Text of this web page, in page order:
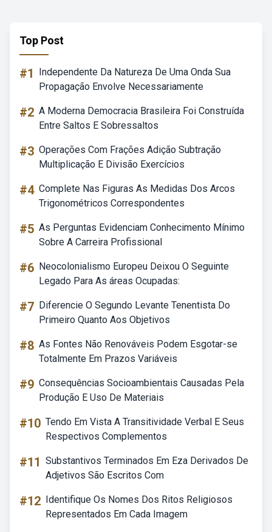
Top Post
#1
Independente Da Natureza De Uma Onda Sua
Propagação Envolve Necessariamente
#2 A Moderna Democracia Brasileira Foi Construída
Entre Saltos E Sobressaltos
#3 Operações Com Frações Adição Subtração
Multiplicação E Divisão Exercícios
#4 Complete Nas Figuras As Medidas Dos Arcos
Trigonométricos Correspondentes
#5 As Perguntas Evidenciam Conhecimento Mínimo
Sobre A Carreira Profissional
#6 Neocolonialismo Europeu Deixou O Seguinte
Legado Para As áreas Ocupadas:
#7 Diferencie O Segundo Levante Tenentista Do
Primeiro Quanto Aos Objetivos
#8 As Fontes Não Renováveis Podem Esgotar-se
Totalmente Em Prazos Variáveis
#9 Consequências Socioambientais Causadas Pela
Produção E Uso De Materiais
#10 Tendo Em Vista A Transitividade Verbal E Seus
Respectivos Complementos
#11 Substantivos Terminados Em Eza Derivados De
Adjetivos São Escritos Com
#12 Identifique Os Nomes Dos Ritos Religiosos
Representados Em Cada Imagem